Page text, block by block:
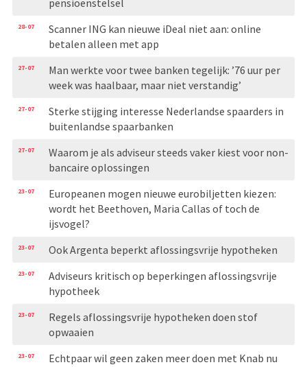
28-07
Scanner ING kan nieuwe iDeal niet aan: online
betalen alleen met app
27-07
Man werkte voor twee banken tegelijk: ’76 uur per
week was haalbaar, maar niet verstandig’
27-07
Sterke stijging interesse Nederlandse spaarders in
buitenlandse spaarbanken
27-07
Waarom je als adviseur steeds vaker kiest voor non-
bancaire oplossingen
23-07
Europeanen mogen nieuwe eurobiljetten kiezen:
wordt het Beethoven, Maria Callas of toch de
ijsvogel?
23-07 Ook Argenta beperkt aflossingsvrije hypotheken
23-07
Adviseurs kritisch op beperkingen aflossingsvrije
hypotheek
23-07
Regels aflossingsvrije hypotheken doen stof
opwaaien
23-07
Echtpaar wil geen zaken meer doen met Knab nu